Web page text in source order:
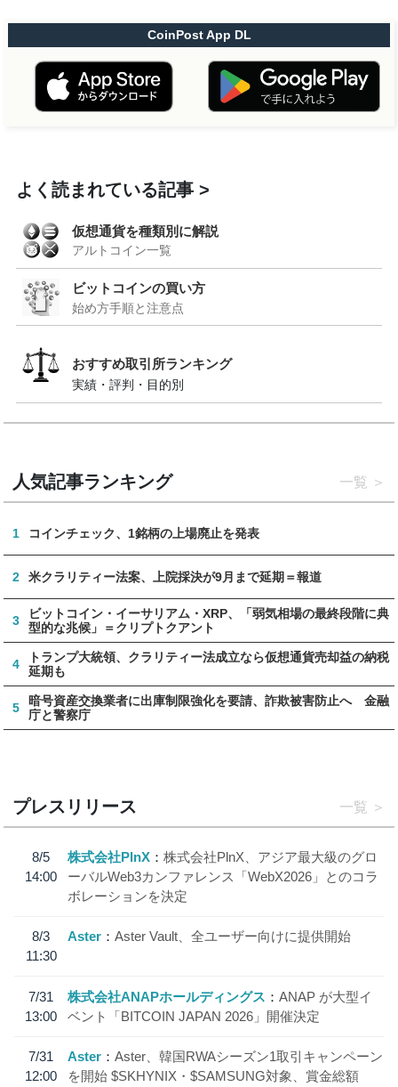
CoinPost App DL
よく読まれている記事
仮想通貨を種類別に解説
アルトコイン一覧
ビットコインの買い方
始め方手順と注意点
おすすめ取引所ランキング
実績・評判・目的別
人気記事ランキング 一覧
1 コインチェック、1銘柄の上場廃止を発表
2 米クラリティー法案、上院採決が9月まで延期＝報道
3
ビットコイン・イーサリアム・XRP、「弱気相場の最終段階に典
型的な兆候」＝クリプトクアント
4
トランプ大統領、クラリティー法成立なら仮想通貨売却益の納税
延期も
5
暗号資産交換業者に出庫制限強化を要請、詐欺被害防止へ 金融
庁と警察庁
プレスリリース 一覧
8/5
14:00
株式会社PlnX
株式会社PlnX、アジア最大級のグロ
ーバルWeb3カンファレンス「WebX2026」とのコラ
ボレーションを決定
8/3
11:30
Aster Aster Vault、全ユーザー向けに提供開始
7/31
13:00
株式会社ANAPホールディングス
ANAP が大型イ
ベント「BITCOIN JAPAN 2026」開催決定
7/31
12:00
Aster
Aster、韓国RWAシーズン1取引キャンペーン
を開始 $SKHYNIX・$SAMSUNG対象、賞金総額